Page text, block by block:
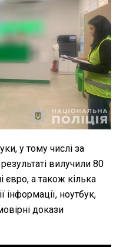
у тому числі за
вилучили 80
євро, а також кілька
інформації, ноутбук,
докази